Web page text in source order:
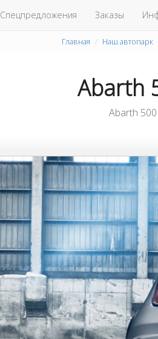
Спецпредложения Заказы
Главная Наш автопарк
Abarth
Abarth 500